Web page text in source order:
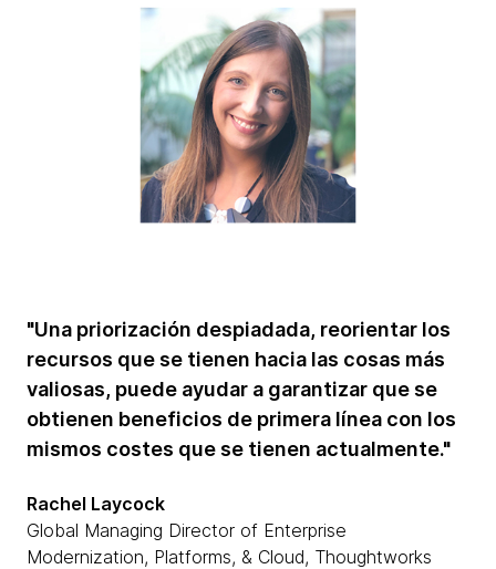
"Una priorización despiadada, reorientar los
recursos que se tienen hacia las cosas más
valiosas, puede ayudar a garantizar que se
obtienen beneficios de primera línea con los
mismos costes que se tienen actualmente."
Rachel Laycock
Global Managing Director of Enterprise
Modernization, Platforms, & Cloud, Thoughtworks